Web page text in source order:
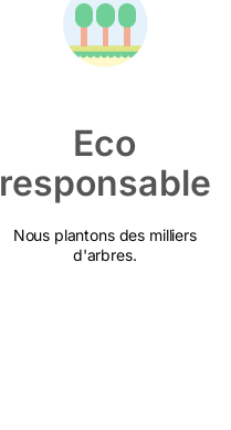
Eco
responsable
Nous plantons des milliers
d'arbres.